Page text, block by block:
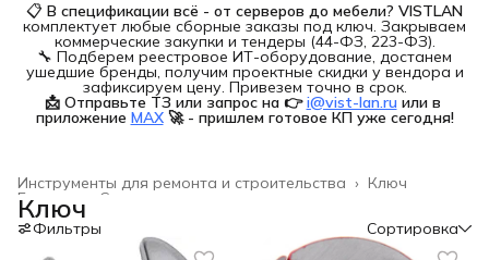
📋 В спецификации всё - от серверов до мебели? VISTLAN
комплектует любые сборные заказы под ключ. Закрываем
коммерческие закупки и тендеры (44-ФЗ, 223-ФЗ).
🔧 Подберем реестровое ИТ-оборудование, достанем
ушедшие бренды, получим проектные скидки у вендора и
зафиксируем цену. Привезем точно в срок.
📩 Отправьте ТЗ или запрос на 👉 i@vist-lan.ru или в
приложение MAX 🚀 - пришлем готовое КП уже сегодня!
Ключ
Инструменты для ремонта и строительства ›
Строительство и ремонт
Главная
Ключ
Фильтры Сортировка